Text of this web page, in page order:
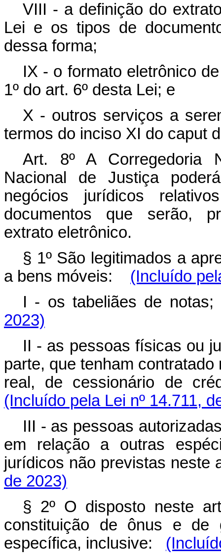
VIII - a definição do
Lei e os tipos de
dessa forma;
IX - o formato eletrônico
1º do art. 6º desta Lei; e
X - outros serviços a
termos do inciso XI do caput
Art. 8º A Corregedoria
Nacional de Justiça
negócios jurídicos
documentos que serão,
extrato eletrônico.
§ 1º São legitimados a
a bens móveis: (Incluído
I - os tabeliães de
2023)
II - as pessoas físicas ou
parte, que tenham
real, de cessionário de
(Incluído pela Lei nº 14.711,
III - as pessoas
em relação a outras
jurídicos não previstas
de 2023)
§ 2º O disposto neste
constituição de ônus e de
específica, inclusive: